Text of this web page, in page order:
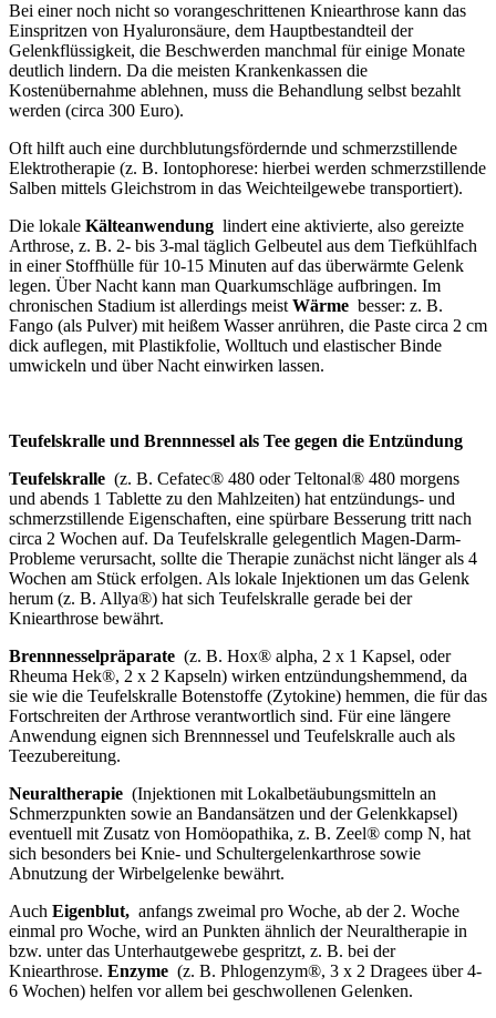
Bei einer noch nicht so vorangeschrittenen Kniearthrose kann das
Einspritzen von Hyaluronsäure, dem Hauptbestandteil der
Gelenkflüssigkeit, die Beschwerden manchmal für einige Monate
deutlich lindern. Da die meisten Krankenkassen die
Kostenübernahme ablehnen, muss die Behandlung selbst bezahlt
werden (circa 300 Euro).
Oft hilft auch eine durchblutungsfördernde und schmerzstillende
Elektrotherapie (z. B. Iontophorese: hierbei werden schmerzstillende
Salben mittels Gleichstrom in das Weichteilgewebe transportiert).
Die lokale Kälteanwendung lindert eine aktivierte, also gereizte
Arthrose, z. B. 2- bis 3-mal täglich Gelbeutel aus dem Tiefkühlfach
in einer Stoffhülle für 10-15 Minuten auf das überwärmte Gelenk
legen. Über Nacht kann man Quarkumschläge aufbringen. Im
chronischen Stadium ist allerdings meist Wärme besser: z. B.
Fango (als Pulver) mit heißem Wasser anrühren, die Paste circa 2 cm
dick auflegen, mit Plastikfolie, Wolltuch und elastischer Binde
umwickeln und über Nacht einwirken lassen.
Teufelskralle und Brennnessel als Tee gegen die Entzündung
Teufelskralle (z. B. Cefatec® 480 oder Teltonal® 480 morgens
und abends 1 Tablette zu den Mahlzeiten) hat entzündungs- und
schmerzstillende Eigenschaften, eine spürbare Besserung tritt nach
circa 2 Wochen auf. Da Teufelskralle gelegentlich Magen-Darm-
Probleme verursacht, sollte die Therapie zunächst nicht länger als 4
Wochen am Stück erfolgen. Als lokale Injektionen um das Gelenk
herum (z. B. Allya®) hat sich Teufelskralle gerade bei der
Kniearthrose bewährt.
Brennnesselpräparate (z. B. Hox® alpha, 2 x 1 Kapsel, oder
Rheuma Hek®, 2 x 2 Kapseln) wirken entzündungshemmend, da
sie wie die Teufelskralle Botenstoffe (Zytokine) hemmen, die für das
Fortschreiten der Arthrose verantwortlich sind. Für eine längere
Anwendung eignen sich Brennnessel und Teufelskralle auch als
Teezubereitung.
Neuraltherapie (Injektionen mit Lokalbetäubungsmitteln an
Schmerzpunkten sowie an Bandansätzen und der Gelenkkapsel)
eventuell mit Zusatz von Homöopathika, z. B. Zeel® comp N, hat
sich besonders bei Knie- und Schultergelenkarthrose sowie
Abnutzung der Wirbelgelenke bewährt.
Auch Eigenblut, anfangs zweimal pro Woche, ab der 2. Woche
einmal pro Woche, wird an Punkten ähnlich der Neuraltherapie in
bzw. unter das Unterhautgewebe gespritzt, z. B. bei der
Kniearthrose. Enzyme (z. B. Phlogenzym®, 3 x 2 Dragees über 4-
6 Wochen) helfen vor allem bei geschwollenen Gelenken.